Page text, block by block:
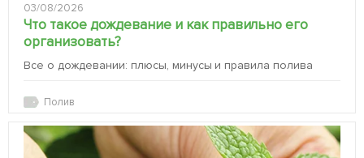
03/08/2026
Что такое дождевание и как правильно его
организовать?
Все о дождевании: плюсы, минусы и правила полива
Полив